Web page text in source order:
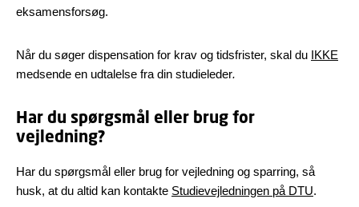
eksamensforsøg.
Når du søger dispensation for krav og tidsfrister, skal du IKKE
medsende en udtalelse fra din studieleder.
Har du spørgsmål eller brug for
vejledning?
Har du spørgsmål eller brug for vejledning og sparring, så
husk, at du altid kan kontakte Studievejledningen på DTU.